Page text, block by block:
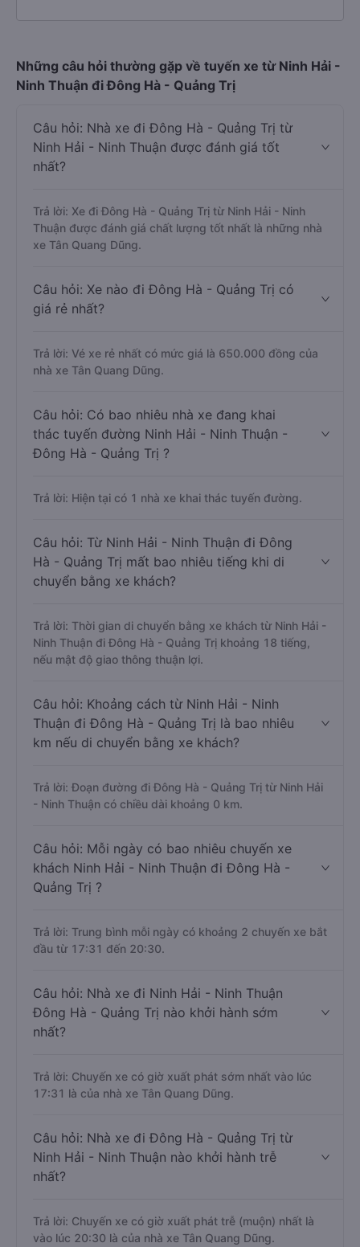
Những câu hỏi thường gặp về tuyến xe từ Ninh Hải -
Ninh Thuận đi Đông Hà - Quảng Trị
Câu hỏi: Nhà xe đi Đông Hà - Quảng Trị từ
Ninh Hải - Ninh Thuận được đánh giá tốt
nhất?
Trả lời: Xe đi Đông Hà - Quảng Trị từ Ninh Hải - Ninh
Thuận được đánh giá chất lượng tốt nhất là những nhà
xe Tân Quang Dũng.
Câu hỏi: Xe nào đi Đông Hà - Quảng Trị có
giá rẻ nhất?
Trả lời: Vé xe rẻ nhất có mức giá là 650.000 đồng của
nhà xe Tân Quang Dũng.
Câu hỏi: Có bao nhiêu nhà xe đang khai
thác tuyến đường Ninh Hải - Ninh Thuận -
Đông Hà - Quảng Trị ?
Trả lời: Hiện tại có 1 nhà xe khai thác tuyến đường.
Câu hỏi: Từ Ninh Hải - Ninh Thuận đi Đông
Hà - Quảng Trị mất bao nhiêu tiếng khi di
chuyển bằng xe khách?
Trả lời: Thời gian di chuyển bằng xe khách từ Ninh Hải -
Ninh Thuận đi Đông Hà - Quảng Trị khoảng 18 tiếng,
nếu mật độ giao thông thuận lợi.
Câu hỏi: Khoảng cách từ Ninh Hải - Ninh
Thuận đi Đông Hà - Quảng Trị là bao nhiêu
km nếu di chuyển bằng xe khách?
Trả lời: Đoạn đường đi Đông Hà - Quảng Trị từ Ninh Hải
- Ninh Thuận có chiều dài khoảng 0 km.
Câu hỏi: Mỗi ngày có bao nhiêu chuyến xe
khách Ninh Hải - Ninh Thuận đi Đông Hà -
Quảng Trị ?
Trả lời: Trung bình mỗi ngày có khoảng 2 chuyến xe bắt
đầu từ 17:31 đến 20:30.
Câu hỏi: Nhà xe đi Ninh Hải - Ninh Thuận
Đông Hà - Quảng Trị nào khởi hành sớm
nhất?
Trả lời: Chuyến xe có giờ xuất phát sớm nhất vào lúc
17:31 là của nhà xe Tân Quang Dũng.
Câu hỏi: Nhà xe đi Đông Hà - Quảng Trị từ
Ninh Hải - Ninh Thuận nào khởi hành trễ
nhất?
Trả lời: Chuyến xe có giờ xuất phát trễ (muộn) nhất là
vào lúc 20:30 là của nhà xe Tân Quang Dũng.